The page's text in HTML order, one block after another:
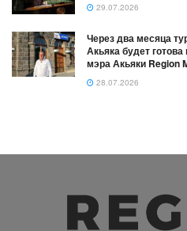
29.07.2026
Через два месяца
Акьяка будет
мэра Акьяки Region
28.07.2026